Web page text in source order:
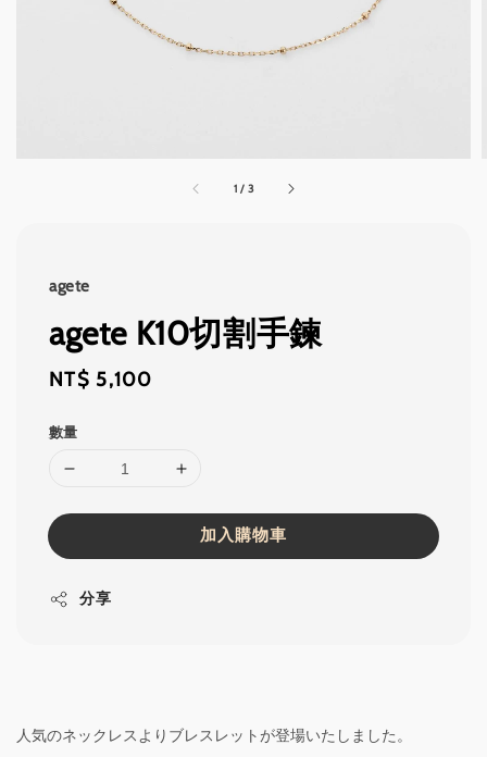
1 / 3
agete
agete K10切割手鍊
Regular
NT$ 5,100
數量
加入購物車
分享
人気のネックレスよりブレスレットが登場いたしました。